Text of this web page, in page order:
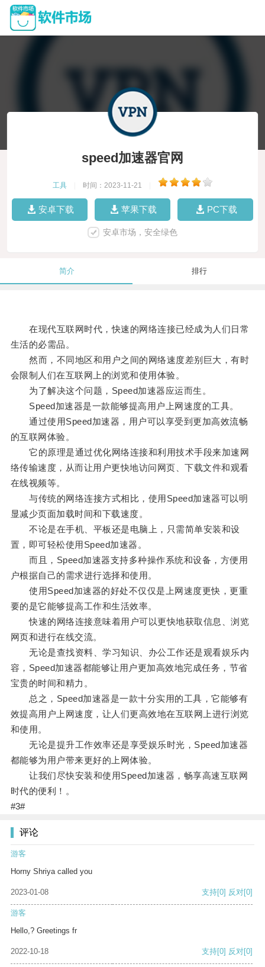
speed加速器官网
工具 时间：2023-11-21
安卓下载 苹果下载 PC下载
安卓市场，安全绿色
简介 排行
在现代互联网时代，快速的网络连接已经成为人们日常
生活的必需品。
然而，不同地区和用户之间的网络速度差别巨大，有时
会限制人们在互联网上的浏览和使用体验。
为了解决这个问题，Speed加速器应运而生。
Speed加速器是一款能够提高用户上网速度的工具。
通过使用Speed加速器，用户可以享受到更加高效流畅
的互联网体验。
它的原理是通过优化网络连接和利用技术手段来加速网
络传输速度，从而让用户更快地访问网页、下载文件和观看
在线视频等。
与传统的网络连接方式相比，使用Speed加速器可以明
显减少页面加载时间和下载速度。
不论是在手机、平板还是电脑上，只需简单安装和设
置，即可轻松使用Speed加速器。
而且，Speed加速器支持多种操作系统和设备，方便用
户根据自己的需求进行选择和使用。
使用Speed加速器的好处不仅仅是上网速度更快，更重
要的是它能够提高工作和生活效率。
快速的网络连接意味着用户可以更快地获取信息、浏览
网页和进行在线交流。
无论是查找资料、学习知识、办公工作还是观看娱乐内
容，Speed加速器都能够让用户更加高效地完成任务，节省
宝贵的时间和精力。
总之，Speed加速器是一款十分实用的工具，它能够有
效提高用户上网速度，让人们更高效地在互联网上进行浏览
和使用。
无论是提升工作效率还是享受娱乐时光，Speed加速器
都能够为用户带来更好的上网体验。
让我们尽快安装和使用Speed加速器，畅享高速互联网
时代的便利！。
#3#
评论
游客
Horny Shriya called you
2023-01-08 支持[0] 反对[0]
游客
Hello,? Greetings fr
2022-10-18 支持[0] 反对[0]